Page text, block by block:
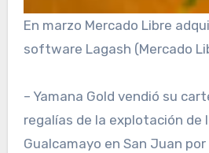
En marzo Mercado Libre
software Lagash (Mercado
– Yamana Gold vendió su
regalías de la explotación de
Gualcamayo en San Juan por